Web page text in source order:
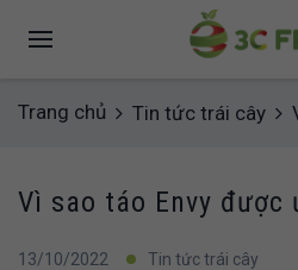
Trang chủ Tin tức trái cây
Vì sao táo Envy được
13/10/2022 Tin tức trái cây